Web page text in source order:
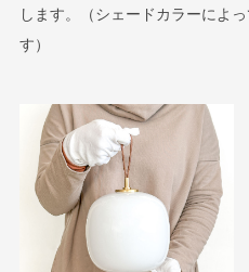
します。（シェードカラーによ
す）